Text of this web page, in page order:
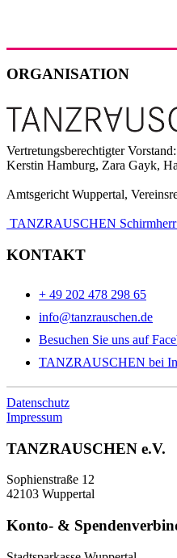
ORGANISATION
Vertretungsberechtigter Vorstand:
Kerstin Hamburg, Zara Gayk,
Amtsgericht Wuppertal,
TANZRAUSCHEN
KONTAKT
+ 49 202 478 298 65
info@tanzrauschen.de
Besuchen Sie uns auf
TANZRAUSCHEN bei
Datenschutz
Impressum
TANZRAUSCHEN e.V.
Sophienstraße 12
42103 Wuppertal
Konto- &